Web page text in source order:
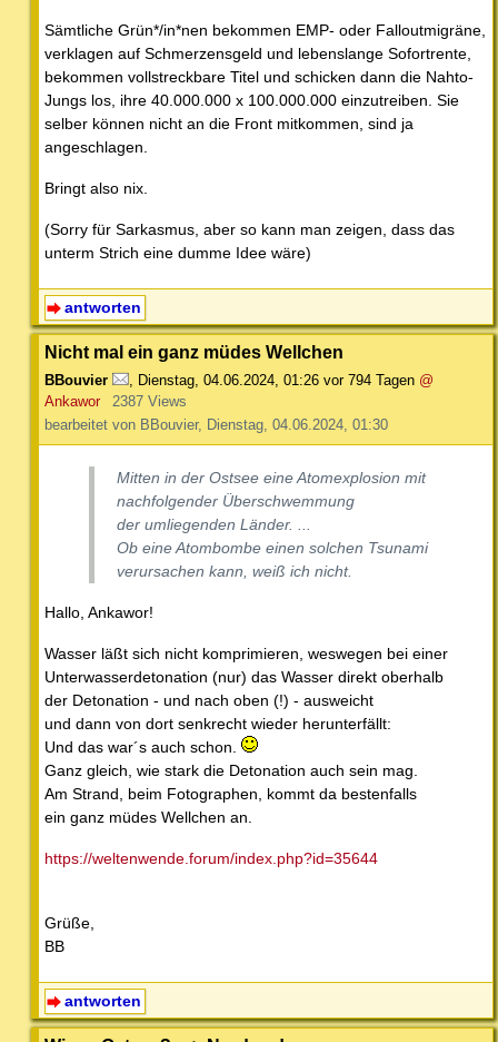
Sämtliche Grün*/in*nen bekommen EMP- oder Falloutmigräne,
verklagen auf Schmerzensgeld und lebenslange Sofortrente,
bekommen vollstreckbare Titel und schicken dann die Nahto-
Jungs los, ihre 40.000.000 x 100.000.000 einzutreiben. Sie
selber können nicht an die Front mitkommen, sind ja
angeschlagen.
Bringt also nix.
(Sorry für Sarkasmus, aber so kann man zeigen, dass das
unterm Strich eine dumme Idee wäre)
antworten
Nicht mal ein ganz müdes Wellchen
BBouvier Dienstag, 04.06.2024, 01:26 vor 794 Tagen @
Ankawor
2387 Views
bearbeitet von BBouvier, Dienstag, 04.06.2024, 01:30
Mitten in der Ostsee eine Atomexplosion mit
nachfolgender Überschwemmung
der umliegenden Länder. ...
Ob eine Atombombe einen solchen Tsunami
verursachen kann, weiß ich nicht.
Hallo, Ankawor!
Wasser läßt sich nicht komprimieren, weswegen bei einer
Unterwasserdetonation (nur) das Wasser direkt oberhalb
der Detonation - und nach oben (!) - ausweicht
und dann von dort senkrecht wieder herunterfällt:
Und das war´s auch schon.
Ganz gleich, wie stark die Detonation auch sein mag.
Am Strand, beim Fotographen, kommt da bestenfalls
ein ganz müdes Wellchen an.
https://weltenwende.forum/index.php?id=35644
Grüße,
BB
antworten